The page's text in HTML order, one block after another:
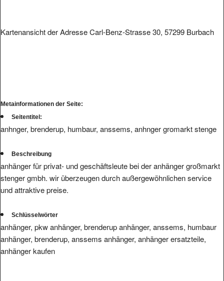
Kartenansicht der Adresse Carl-Benz-Strasse 30, 57299 Burbach
Metainformationen der Seite:
Seitentitel:
anhnger, brenderup, humbaur, anssems, anhnger gromarkt stenge
Beschreibung
anhänger für privat- und geschäftsleute bei der anhänger großmarkt
stenger gmbh. wir überzeugen durch außergewöhnlichen service
und attraktive preise.
Schlüsselwörter
anhänger, pkw anhänger, brenderup anhänger, anssems, humbaur
anhänger, brenderup, anssems anhänger, anhänger ersatzteile,
anhänger kaufen